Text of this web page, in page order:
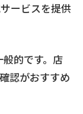
ービスを提供
的です。店
認がおすすめ